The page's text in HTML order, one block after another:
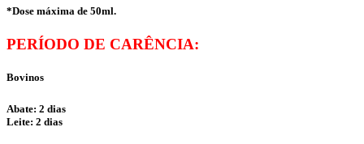
*Dose máxima de 50ml.
PERÍODO DE CARÊNCIA:
Bovinos
Abate: 2 dias
Leite: 2 dias